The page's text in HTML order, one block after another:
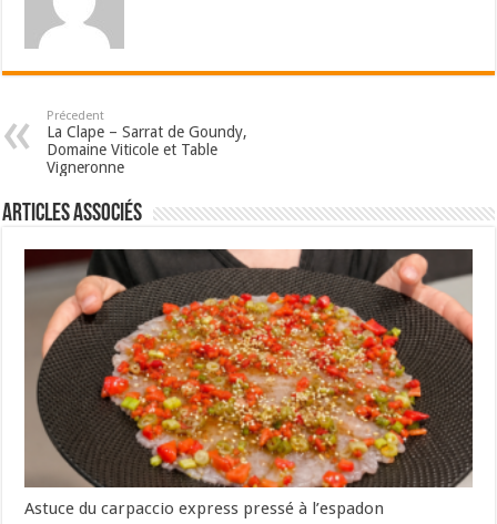
Précedent
La Clape – Sarrat de Goundy,
Domaine Viticole et Table
Vigneronne
Articles associés
Astuce du carpaccio express pressé à l’espadon